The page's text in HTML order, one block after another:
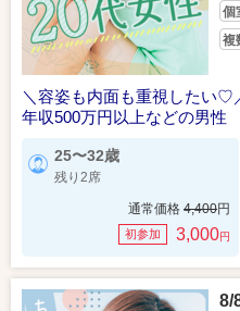
個
複
＼容姿も内面も重視したい♡
年収500万円以上などの男性
25〜32歳
残り2席
通常価格 4,400円
初参加 3,000円
8/